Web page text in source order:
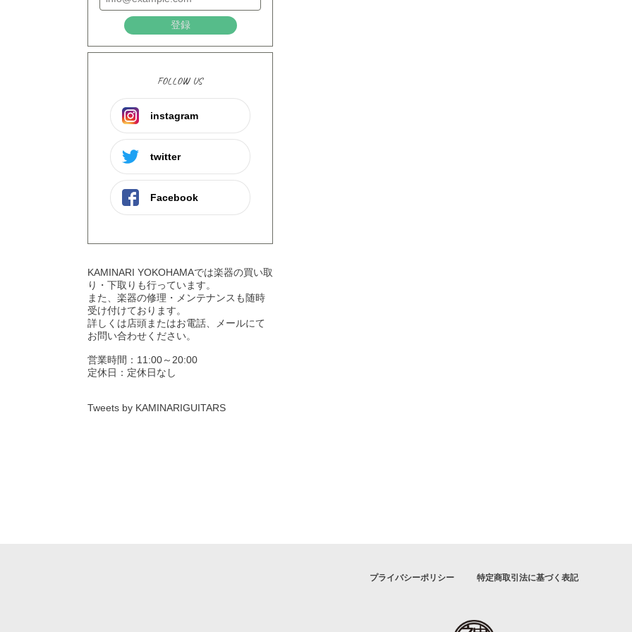
登録
FOLLOW US
instagram
twitter
Facebook
KAMINARI YOKOHAMAでは楽器の買い取
り・下取りも行っています。
また、楽器の修理・メンテナンスも随時
受け付けております。
詳しくは店頭またはお電話、メールにて
お問い合わせください。
営業時間：11:00～20:00
定休日：定休日なし
Tweets by KAMINARIGUITARS
プライバシーポリシー 特定商取引法に基づく表記